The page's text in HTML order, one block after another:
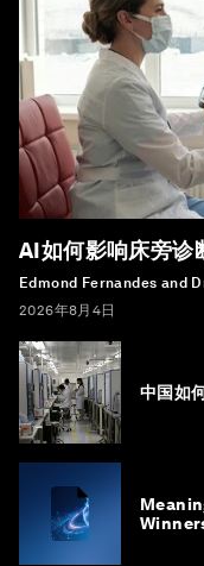
AI如何影响床旁诊
Edmond Fernandes and
2026年8月4日
中国如